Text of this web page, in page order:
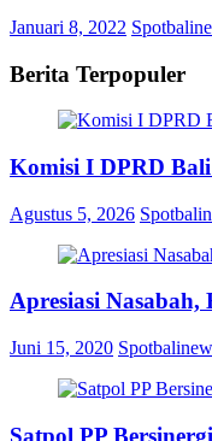
Januari 8, 2022
Berita Terpopuler
Komisi I DPRD
Agustus 5, 2026
Apresiasi
Juni 15, 2020
Satpol PP